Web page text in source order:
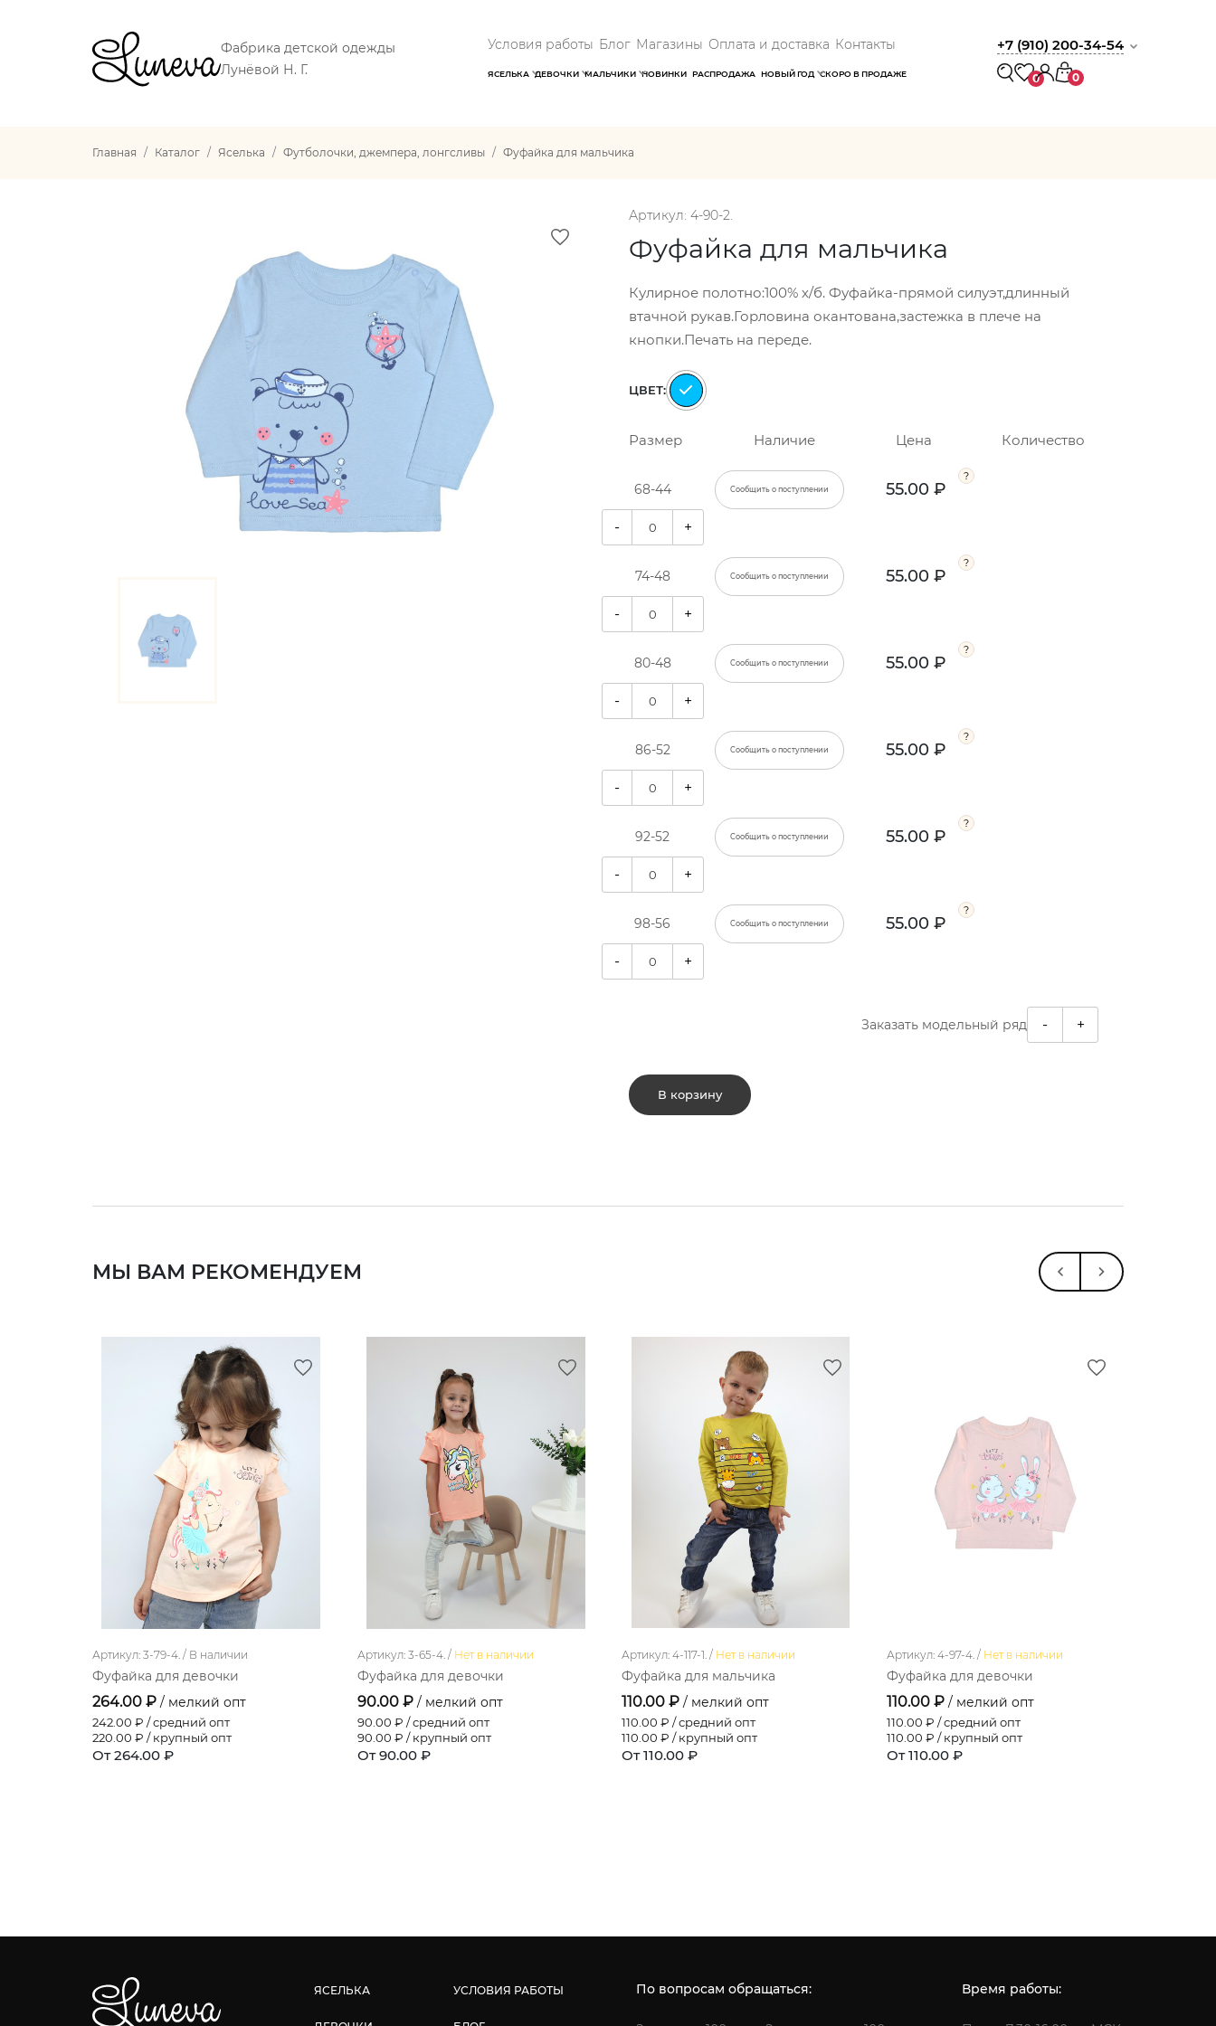
Фабрика детской одежды
Лунёвой Н. Г.
Условия работы Блог Магазины Оплата и доставка Контакты
ЯСЕЛЬКА ДЕВОЧКИ МАЛЬЧИКИ НОВИНКИ РАСПРОДАЖА НОВЫЙ ГОД СКОРО В ПРОДАЖЕ
+7 (910) 200-34-54
0 0
Главная Каталог Яселька Футболочки, джемпера, лонгсливы Фуфайка для мальчика
Артикул: 4-90-2.
Фуфайка для мальчика
Кулирное полотно:100% х/б. Фуфайка-прямой силуэт,длинный
втачной рукав.Горловина окантована,застежка в плече на
кнопки.Печать на переде.
ЦВЕТ:
Размер Наличие Цена Количество
68-44 Сообщить о поступлении 55.00 ₽
- +
74-48 Сообщить о поступлении 55.00 ₽
- +
80-48 Сообщить о поступлении 55.00 ₽
- +
86-52 Сообщить о поступлении 55.00 ₽
- +
92-52 Сообщить о поступлении 55.00 ₽
- +
98-56 Сообщить о поступлении 55.00 ₽
- +
Заказать модельный ряд - +
В корзину
МЫ ВАМ РЕКОМЕНДУЕМ
Артикул: 3-79-4. / В наличии
Фуфайка для девочки
264.00 ₽ / мелкий опт
242.00 ₽ / средний опт
220.00 ₽ / крупный опт
От 264.00 ₽
Артикул: 3-65-4. / Нет в наличии
Фуфайка для девочки
90.00 ₽ / мелкий опт
90.00 ₽ / средний опт
90.00 ₽ / крупный опт
От 90.00 ₽
Артикул: 4-117-1. / Нет в наличии
Фуфайка для мальчика
110.00 ₽ / мелкий опт
110.00 ₽ / средний опт
110.00 ₽ / крупный опт
От 110.00 ₽
Артикул: 4-97-4. / Нет в наличии
Фуфайка для девочки
110.00 ₽ / мелкий опт
110.00 ₽ / средний опт
110.00 ₽ / крупный опт
От 110.00 ₽
ЯСЕЛЬКА УСЛОВИЯ РАБОТЫ По вопросам обращаться: Время работы: